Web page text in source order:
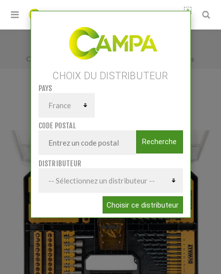
0
Petits matériels / Atelier
Outillage électroportatif Coffret 100 accessoires
COFFRET 100 ACCESSOIRES
CHOIX DU DISTRIBUTEUR
PAYS
CODE POSTAL
Recherche
DISTRIBUTEUR
Choisir ce distributeur